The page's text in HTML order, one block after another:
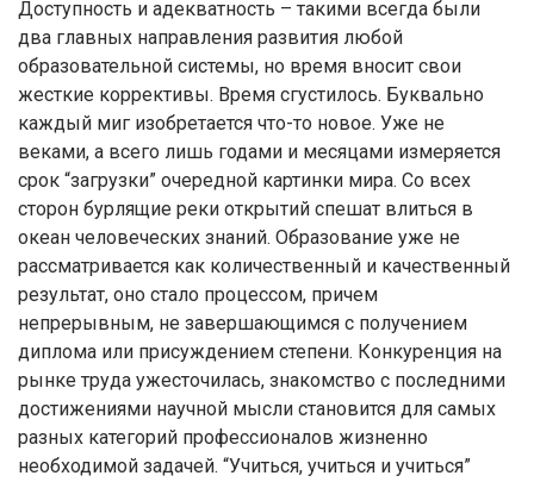
Доступность и адекватность – такими всегда были
два главных направления развития любой
образовательной системы, но время вносит свои
жесткие коррективы. Время сгустилось. Буквально
каждый миг изобретается что-то новое. Уже не
веками, а всего лишь годами и месяцами измеряется
срок “загрузки” очередной картинки мира. Со всех
сторон бурлящие реки открытий спешат влиться в
океан человеческих знаний. Образование уже не
рассматривается как количественный и качественный
результат, оно стало процессом, причем
непрерывным, не завершающимся с получением
диплома или присуждением степени. Конкуренция на
рынке труда ужесточилась, знакомство с последними
достижениями научной мысли становится для самых
разных категорий профессионалов жизненно
необходимой задачей. “Учиться, учиться и учиться”